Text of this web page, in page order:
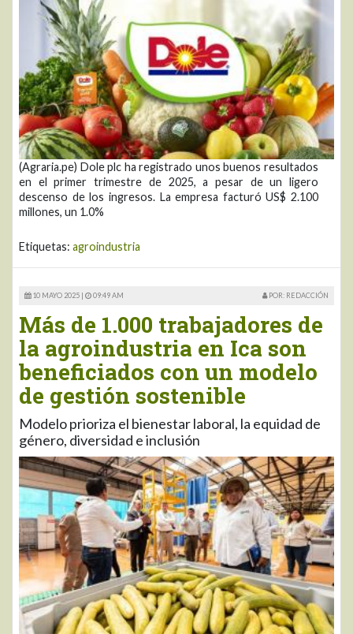
(Agraria.pe) Dole plc ha registrado unos buenos resultados
en el primer trimestre de 2025, a pesar de un ligero
descenso de los ingresos. La empresa facturó US$ 2.100
millones, un 1.0%
Etiquetas: agroindustria
10 MAYO 2025 | 09:49 AM POR: REDACCIÓN
Más de 1.000 trabajadores de
la agroindustria en Ica son
beneficiados con un modelo
de gestión sostenible
Modelo prioriza el bienestar laboral, la equidad de
género, diversidad e inclusión